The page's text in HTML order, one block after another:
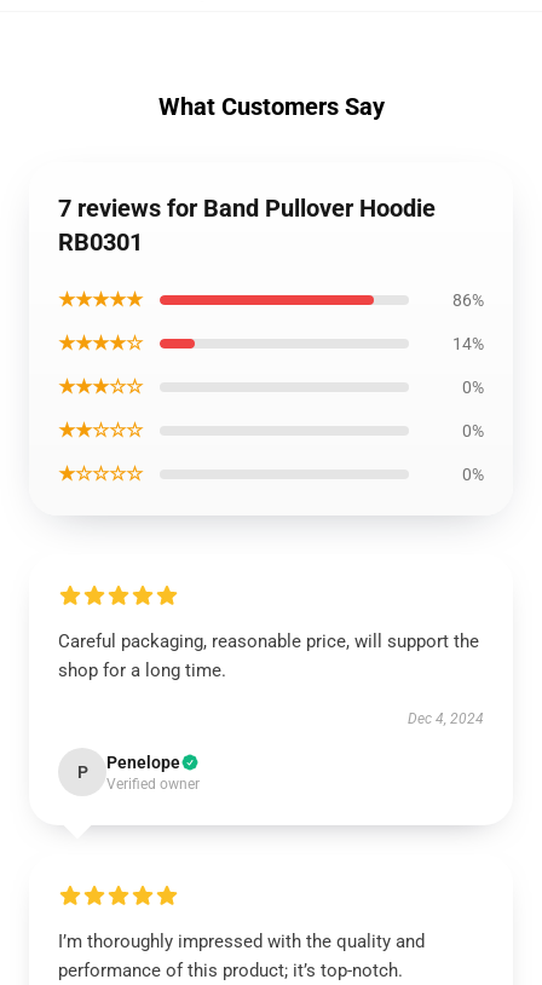
What Customers Say
7 reviews for Band Pullover Hoodie
RB0301
★★★★★ 86%
★★★★☆ 14%
★★★☆☆ 0%
★★☆☆☆ 0%
★☆☆☆☆ 0%
Careful packaging, reasonable price, will support the
shop for a long time.
Dec 4, 2024
P Penelope
Verified owner
I’m thoroughly impressed with the quality and
performance of this product; it’s top-notch.